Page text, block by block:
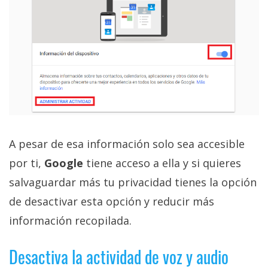
A pesar de esa información solo sea accesible
por ti, Google tiene acceso a ella y si quieres
salvaguardar más tu privacidad tienes la opción
de desactivar esta opción y reducir más
información recopilada.
Desactiva la actividad de voz y audio